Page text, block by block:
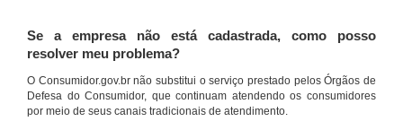
Se a empresa não está cadastrada, como posso
resolver meu problema?
O Consumidor.gov.br não substitui o serviço prestado pelos Órgãos de
Defesa do Consumidor, que continuam atendendo os consumidores
por meio de seus canais tradicionais de atendimento.